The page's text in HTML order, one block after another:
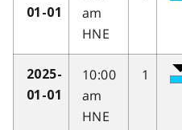
01-01
am
HNE
2025-
01-01
10:00
am
HNE
1